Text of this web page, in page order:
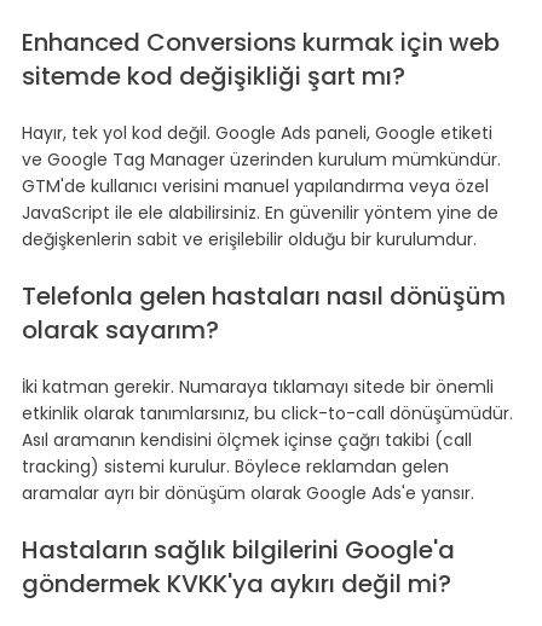
Enhanced Conversions kurmak için web
sitemde kod değişikliği şart mı?
Hayır, tek yol kod değil. Google Ads paneli, Google etiketi
ve Google Tag Manager üzerinden kurulum mümkündür.
GTM'de kullanıcı verisini manuel yapılandırma veya özel
JavaScript ile ele alabilirsiniz. En güvenilir yöntem yine de
değişkenlerin sabit ve erişilebilir olduğu bir kurulumdur.
Telefonla gelen hastaları nasıl dönüşüm
olarak sayarım?
İki katman gerekir. Numaraya tıklamayı sitede bir önemli
etkinlik olarak tanımlarsınız, bu click-to-call dönüşümüdür.
Asıl aramanın kendisini ölçmek içinse çağrı takibi (call
tracking) sistemi kurulur. Böylece reklamdan gelen
aramalar ayrı bir dönüşüm olarak Google Ads'e yansır.
Hastaların sağlık bilgilerini Google'a
göndermek KVKK'ya aykırı değil mi?